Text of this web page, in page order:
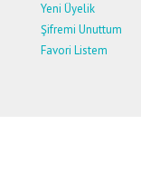
Yeni Üyelik
Şifremi Unuttum
Favori Listem